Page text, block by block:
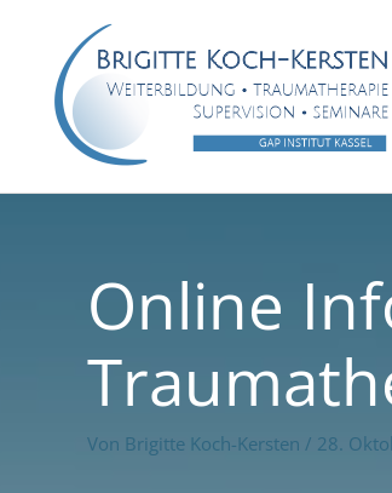
springen
Online
Von Brigitte Koch-Kersten / 28.